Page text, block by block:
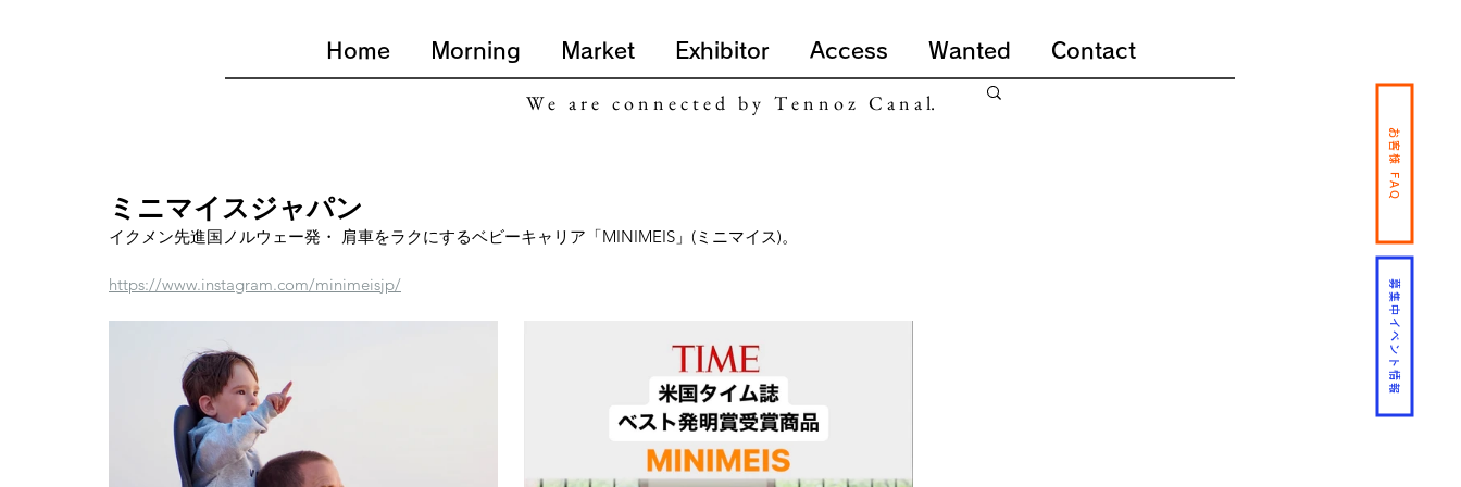
募集中イベント情報
お客様 FAQ
Home Morning Market Exhibitor Access Wanted Contact
ミニマイスジャパン
イクメン先進国ノルウェー発・ 肩車をラクにするベビーキャリア「MINIMEIS」(ミニマイス)。
https://www.instagram.com/minimeisjp/
W e a r e c o n n e c t e d b y T e n n o z C a n a l.